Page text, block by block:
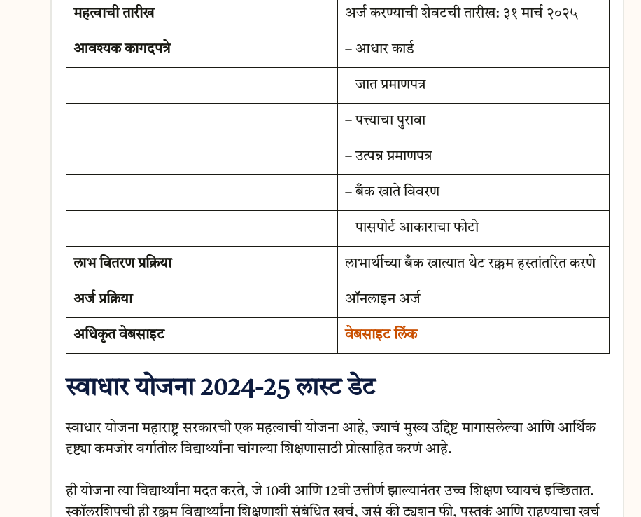
महत्वाची तारीख अर्ज करण्याची शेवटची तारीख: ३१ मार्च २०२५
आवश्यक कागदपत्रे – आधार कार्ड
– जात प्रमाणपत्र
– पत्त्याचा पुरावा
– उत्पन्न प्रमाणपत्र
– बँक खाते विवरण
– पासपोर्ट आकाराचा फोटो
लाभ वितरण प्रक्रिया लाभार्थीच्या बँक खात्यात थेट रक्कम हस्तांतरित करणे
अर्ज प्रक्रिया ऑनलाइन अर्ज
अधिकृत वेबसाइट वेबसाइट लिंक
स्वाधार योजना 2024-25 लास्ट डेट
स्वाधार योजना महाराष्ट्र सरकारची एक महत्वाची योजना आहे, ज्याचं मुख्य उद्दिष्ट मागासलेल्या आणि आर्थिक
दृष्ट्या कमजोर वर्गातील विद्यार्थ्यांना चांगल्या शिक्षणासाठी प्रोत्साहित करणं आहे.
ही योजना त्या विद्यार्थ्यांना मदत करते, जे 10वी आणि 12वी उत्तीर्ण झाल्यानंतर उच्च शिक्षण घ्यायचं इच्छितात.
स्कॉलरशिपची ही रक्कम विद्यार्थ्यांना शिक्षणाशी संबंधित खर्च, जसं की ट्युशन फी, पुस्तकं आणि राहण्याचा खर्च